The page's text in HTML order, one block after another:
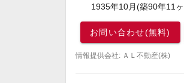
1935年10月(築90年11
お問い合わせ(無料)
情報提供会社: ＡＬ不動産(株)